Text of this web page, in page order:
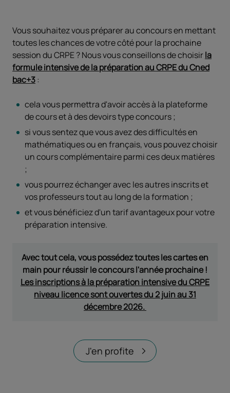
Vous souhaitez vous préparer au concours en mettant
toutes les chances de votre côté pour la prochaine
session du CRPE ? Nous vous conseillons de choisirla
formule intensive de la préparation au CRPE du Cned
bac+3:
cela vous permettra d'avoir accès à la plateforme
de cours et à des devoirs type concours ;
si vous sentez que vous avez des difficultés en
mathématiques ou en français, vous pouvez choisir
un cours complémentaire parmi ces deux matières
;
vous pourrez échanger avec les autres inscrits et
vos professeurs tout au long de la formation ;
et vous bénéficiez d'un tarif avantageux pour votre
préparation intensive.
Avec tout cela, vous possédez toutes les cartes en
main pour réussir le concours l'année prochaine !
Les inscriptions à la préparation intensive du CRPE
niveau licence sont ouvertes du 2 juin au 31
décembre 2026.
J'en profite